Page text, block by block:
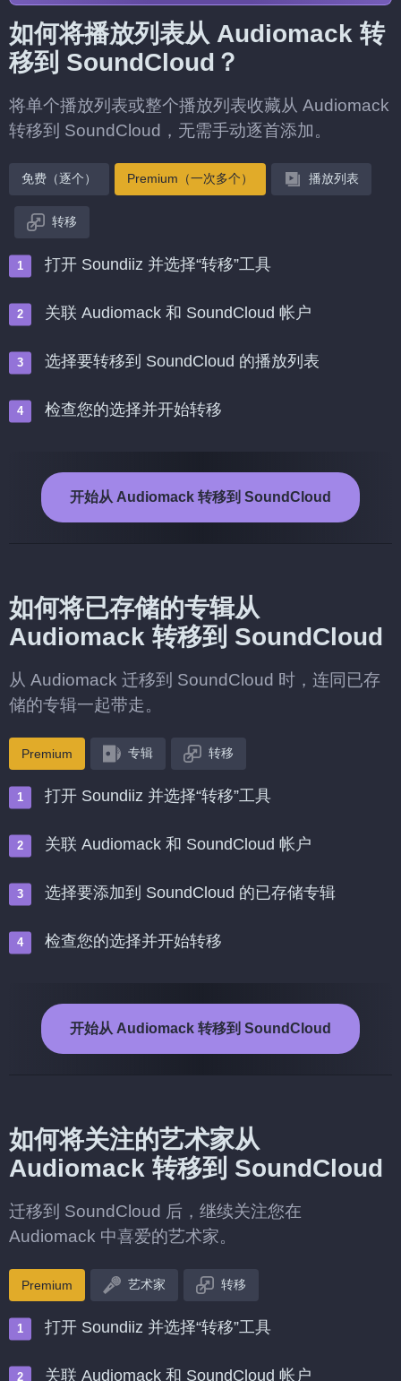
如何将播放列表从 Audiomack 转
移到 SoundCloud？
将单个播放列表或整个播放列表收藏从 Audiomack
转移到 SoundCloud，无需手动逐首添加。
免费（逐个） Premium（一次多个） 播放列表
转移
打开 Soundiiz 并选择“转移”工具
关联 Audiomack 和 SoundCloud 帐户
选择要转移到 SoundCloud 的播放列表
检查您的选择并开始转移
开始从 Audiomack 转移到 SoundCloud
如何将已存储的专辑从
Audiomack 转移到 SoundCloud
从 Audiomack 迁移到 SoundCloud 时，连同已存
储的专辑一起带走。
Premium 专辑 转移
打开 Soundiiz 并选择“转移”工具
关联 Audiomack 和 SoundCloud 帐户
选择要添加到 SoundCloud 的已存储专辑
检查您的选择并开始转移
开始从 Audiomack 转移到 SoundCloud
如何将关注的艺术家从
Audiomack 转移到 SoundCloud
迁移到 SoundCloud 后，继续关注您在
Audiomack 中喜爱的艺术家。
Premium 艺术家 转移
打开 Soundiiz 并选择“转移”工具
关联 Audiomack 和 SoundCloud 帐户